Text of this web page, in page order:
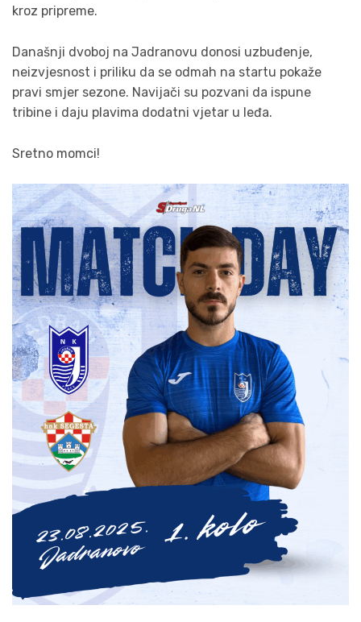
kroz pripreme.
Današnji dvoboj na Jadranovu donosi uzbuđenje,
neizvjesnost i priliku da se odmah na startu pokaže
pravi smjer sezone. Navijači su pozvani da ispune
tribine i daju plavima dodatni vjetar u leđa.
Sretno momci!